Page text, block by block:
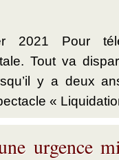
2021 Pour
Tout va
y a deux
«
urgence